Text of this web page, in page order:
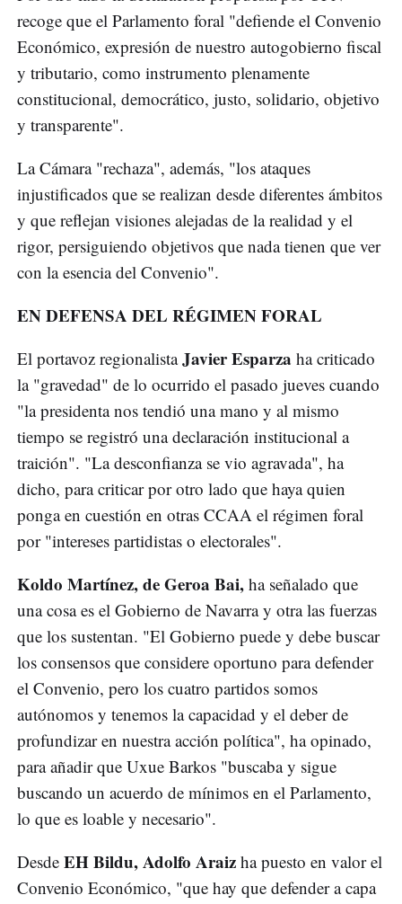
recoge que el Parlamento foral "defiende el Convenio
Económico, expresión de nuestro autogobierno fiscal
y tributario, como instrumento plenamente
constitucional, democrático, justo, solidario, objetivo
y transparente".
La Cámara "rechaza", además, "los ataques
injustificados que se realizan desde diferentes ámbitos
y que reflejan visiones alejadas de la realidad y el
rigor, persiguiendo objetivos que nada tienen que ver
con la esencia del Convenio".
EN DEFENSA DEL RÉGIMEN FORAL
El portavoz regionalistaJavier Esparza ha criticado
la "gravedad" de lo ocurrido el pasado jueves cuando
"la presidenta nos tendió una mano y al mismo
tiempo se registró una declaración institucional a
traición". "La desconfianza se vio agravada", ha
dicho, para criticar por otro lado que haya quien
ponga en cuestión en otras CCAA el régimen foral
por "intereses partidistas o electorales".
Koldo Martínez, de Geroa Bai, ha señalado que
una cosa es el Gobierno de Navarra y otra las fuerzas
que los sustentan. "El Gobierno puede y debe buscar
los consensos que considere oportuno para defender
el Convenio, pero los cuatro partidos somos
autónomos y tenemos la capacidad y el deber de
profundizar en nuestra acción política", ha opinado,
para añadir que Uxue Barkos "buscaba y sigue
buscando un acuerdo de mínimos en el Parlamento,
lo que es loable y necesario".
Desde EH Bildu, Adolfo Araiz ha puesto en valor el
Convenio Económico, "que hay que defender a capa